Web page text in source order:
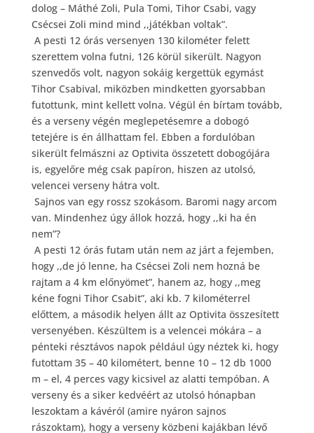
dolog – Máthé Zoli, Pula Tomi, Tihor Csabi, vagy
Csécsei Zoli mind mind ,,játékban voltak”.
A pesti 12 órás versenyen 130 kilométer felett
szerettem volna futni, 126 körül sikerült. Nagyon
szenvedős volt, nagyon sokáig kergettük egymást
Tihor Csabival, miközben mindketten gyorsabban
futottunk, mint kellett volna. Végül én bírtam tovább,
és a verseny végén meglepetésemre a dobogó
tetejére is én állhattam fel. Ebben a fordulóban
sikerült felmászni az Optivita összetett dobogójára
is, egyelőre még csak papíron, hiszen az utolsó,
velencei verseny hátra volt.
Sajnos van egy rossz szokásom. Baromi nagy arcom
van. Mindenhez úgy állok hozzá, hogy ,,ki ha én
nem”?
A pesti 12 órás futam után nem az járt a fejemben,
hogy ,,de jó lenne, ha Csécsei Zoli nem hozná be
rajtam a 4 km előnyömet”, hanem az, hogy ,,meg
kéne fogni Tihor Csabit”, aki kb. 7 kilométerrel
előttem, a második helyen állt az Optivita összesített
versenyében. Készültem is a velencei mókára – a
pénteki résztávos napok például úgy néztek ki, hogy
futottam 35 – 40 kilométert, benne 10 – 12 db 1000
m – el, 4 perces vagy kicsivel az alatti tempóban. A
verseny és a siker kedvéért az utolsó hónapban
leszoktam a kávéról (amire nyáron sajnos
rászoktam), hogy a verseny közbeni kajákban lévő